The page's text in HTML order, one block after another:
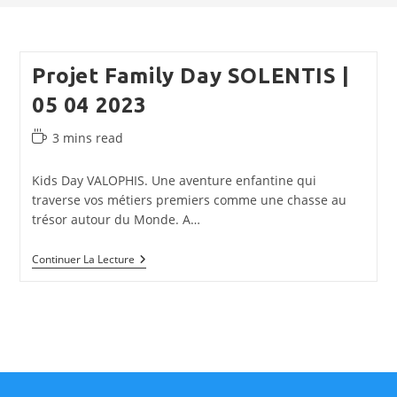
Projet Family Day SOLENTIS |
05 04 2023
Temps
lecture :
3 mins read
Kids Day VALOPHIS. Une aventure enfantine qui
traverse vos métiers premiers comme une chasse au
trésor autour du Monde. A…
Continuer La LectureProjet
Family